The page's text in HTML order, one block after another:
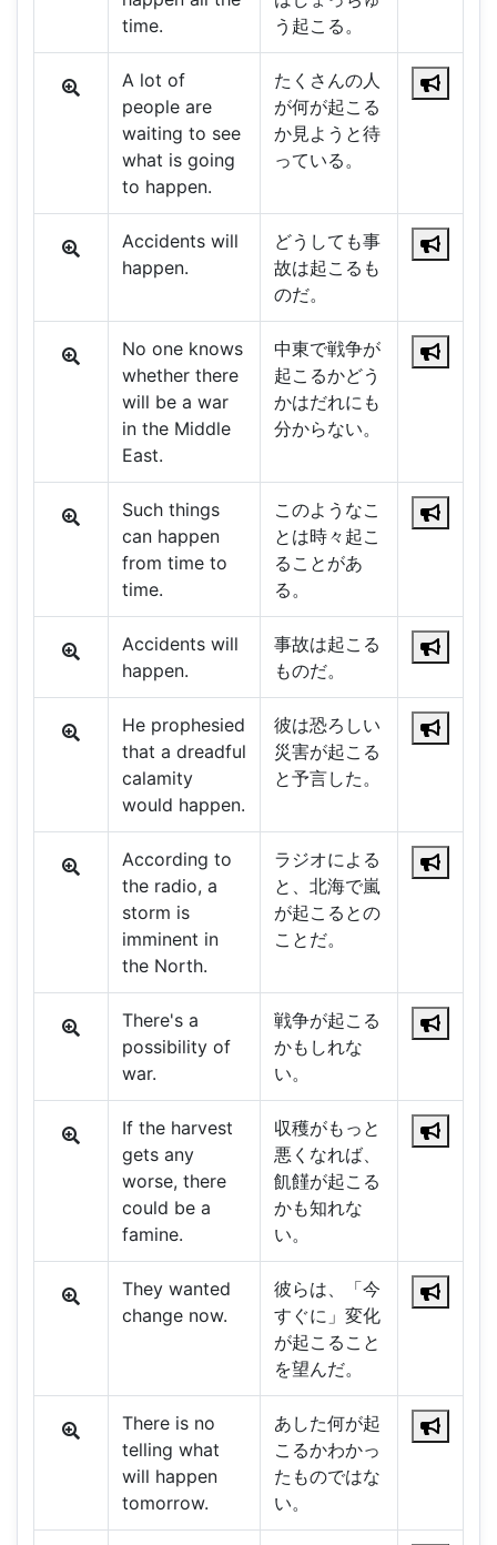
time.
う起こる。
A lot of
people are
waiting to see
what is going
to happen.
たくさんの人
が何が起こる
か見ようと待
っている。
Accidents will
happen.
どうしても事
故は起こるも
のだ。
No one knows
whether there
will be a war
in the Middle
East.
中東で戦争が
起こるかどう
かはだれにも
分からない。
Such things
can happen
from time to
time.
このようなこ
とは時々起こ
ることがあ
る。
Accidents will
happen.
事故は起こる
ものだ。
He prophesied
that a dreadful
calamity
would happen.
彼は恐ろしい
災害が起こる
と予言した。
According to
the radio, a
storm is
imminent in
the North.
ラジオによる
と、北海で嵐
が起こるとの
ことだ。
There's a
possibility of
war.
戦争が起こる
かもしれな
い。
If the harvest
gets any
worse, there
could be a
famine.
収穫がもっと
悪くなれば、
飢饉が起こる
かも知れな
い。
They wanted
change now.
彼らは、「今
すぐに」変化
が起こること
を望んだ。
There is no
telling what
will happen
tomorrow.
あした何が起
こるかわかっ
たものではな
い。